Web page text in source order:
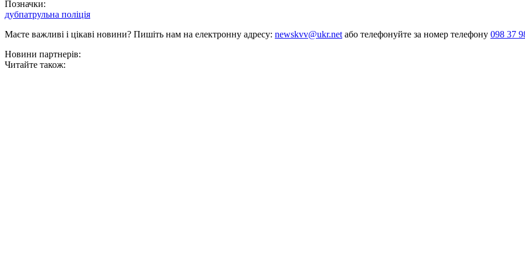
Позначки:
дубпатрульна поліція
Маєте важливі і цікаві новини? Пишіть нам на електронну адресу: newskvv@ukr.netабо телефонуйте за номер телефону 098 37
Новини партнерів:
Читайте також: